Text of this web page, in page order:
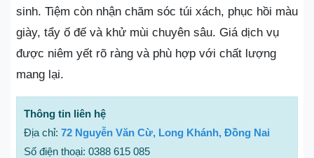
sinh. Tiệm còn nhận chăm sóc túi xách, phục hồi màu
giày, tẩy ố đế và khử mùi chuyên sâu. Giá dịch vụ
được niêm yết rõ ràng và phù hợp với chất lượng
mang lại.
Thông tin liên hệ
Địa chỉ: 72 Nguyễn Văn Cừ, Long Khánh, Đồng Nai
Số điện thoại: 0388 615 085